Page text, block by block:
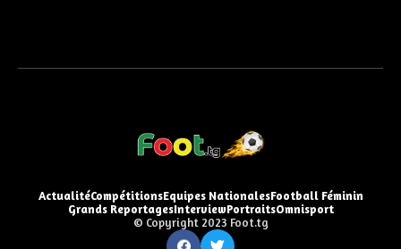
ActualitéCompétitionsEquipes NationalesFootball Féminin
Grands ReportagesInterviewPortraitsOmnisport
© Copyright 2023 Foot.tg